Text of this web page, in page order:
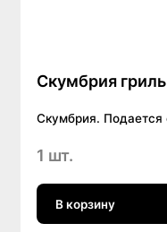
Скумбрия гриль
Скумбрия.
1 шт.
В корзину